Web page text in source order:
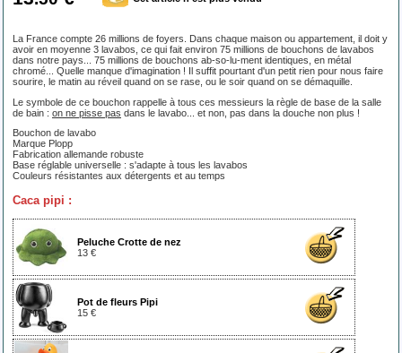
La France compte 26 millions de foyers. Dans chaque maison ou appartement, il doit y
avoir en moyenne 3 lavabos, ce qui fait environ 75 millions de bouchons de lavabos
dans notre pays... 75 millions de bouchons ab-so-lu-ment identiques, en métal
chromé... Quelle manque d'imagination ! Il suffit pourtant d'un petit rien pour nous faire
sourire, le matin au réveil quand on se rase, ou le soir quand on se démaquille.
Le symbole de ce bouchon rappelle à tous ces messieurs la règle de base de la salle
de bain : on ne pisse pas dans le lavabo... et non, pas dans la douche non plus !
Bouchon de lavabo
Marque Plopp
Fabrication allemande robuste
Base réglable universelle : s'adapte à tous les lavabos
Couleurs résistantes aux détergents et au temps
Caca pipi :
Peluche Crotte de nez
13 €
Pot de fleurs Pipi
15 €